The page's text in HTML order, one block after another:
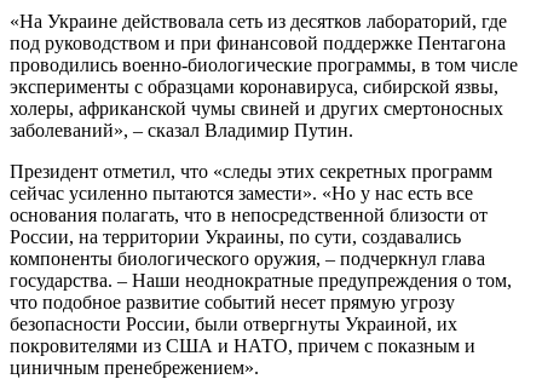
«На Украине действовала сеть из десятков лабораторий, где
под руководством и при финансовой поддержке Пентагона
проводились военно-биологические программы, в том числе
эксперименты с образцами коронавируса, сибирской язвы,
холеры, африканской чумы свиней и других смертоносных
заболеваний», – сказал Владимир Путин.
Президент отметил, что «следы этих секретных программ
сейчас усиленно пытаются замести». «Но у нас есть все
основания полагать, что в непосредственной близости от
России, на территории Украины, по сути, создавались
компоненты биологического оружия, – подчеркнул глава
государства. – Наши неоднократные предупреждения о том,
что подобное развитие событий несет прямую угрозу
безопасности России, были отвергнуты Украиной, их
покровителями из США и НАТО, причем с показным и
циничным пренебрежением».